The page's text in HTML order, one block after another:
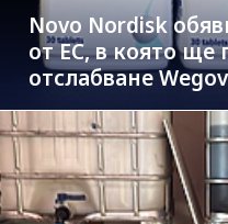
Novo Nordisk
от ЕС, в която ще
отслабване